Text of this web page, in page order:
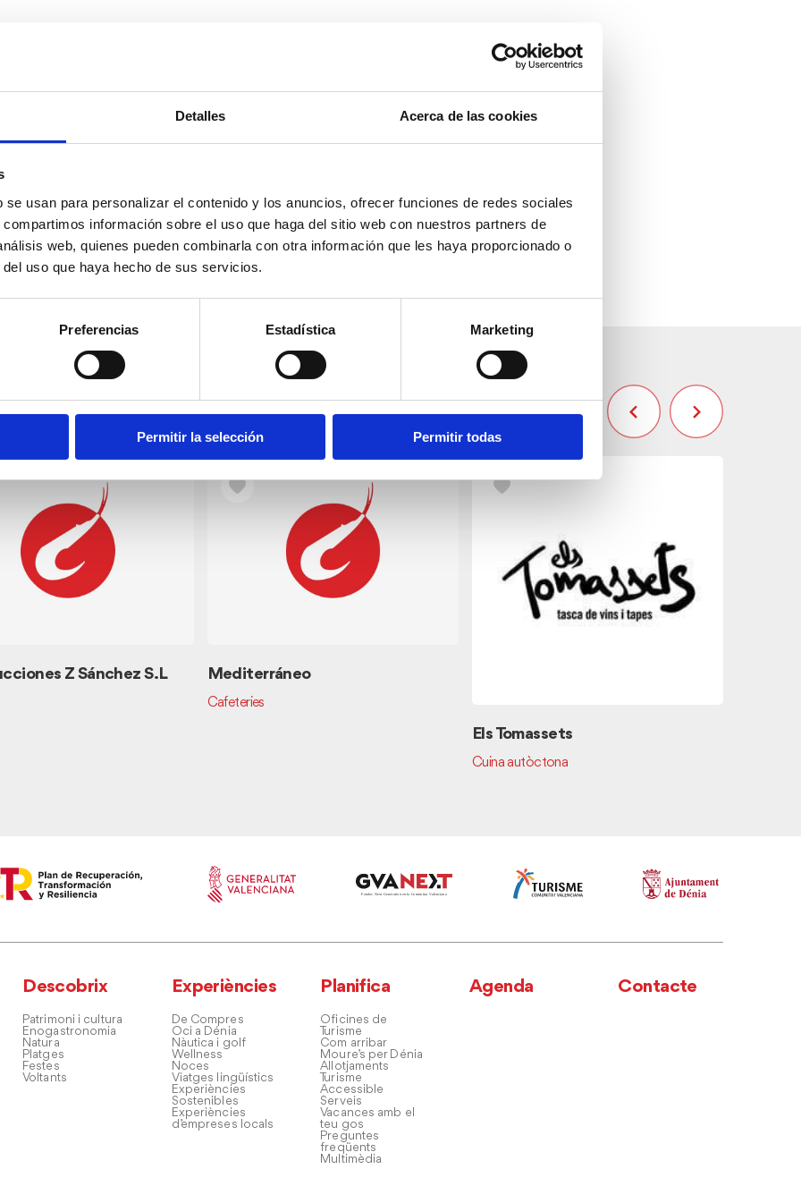
Detalles Acerca de las cookies
usan para personalizar el contenido y los anuncios, ofrecer funciones de redes sociales
información sobre el uso que haga del sitio web con nuestros partners de
web, quienes pueden combinarla con otra información que les haya proporcionado o
uso que haya hecho de sus servicios.
Preferencias Estadística Marketing
Permitir la selección Permitir todas
Z Sánchez S.L Mediterráneo
Cafeteries
Els Tomassets
Cuina autòctona
Descobrix
Patrimoni i cultura
Enogastronomia
Natura
Platges
Festes
Voltants
Experiències
De Compres
Oci a Dénia
Nàutica i golf
Wellness
Noces
Viatges lingüístics
Experiències
Sostenibles
Experiències
d’empreses locals
Planifica
Oficines de
Turisme
Com arribar
Moure’s per Dénia
Allotjaments
Turisme
Accessible
Serveis
Vacances amb el
teu gos
Preguntes
freqüents
Multimèdia
Agenda Contacte